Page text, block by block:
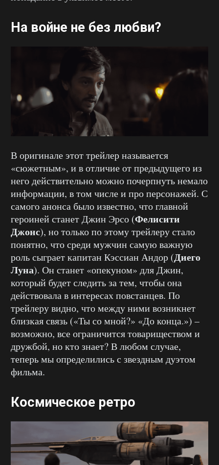
На войне не без любви?
В оригинале этот трейлер называется
«сюжетным», и в отличие от предыдущего из
него действительно можно почерпнуть немало
информации, в том числе и про персонажей. С
самого анонса было известно, что главной
героиней станет Джин Эрсо (Фелисити
Джонс), но только по этому трейлеру стало
понятно, что среди мужчин самую важную
роль сыграет капитан Кэссиан Андор (Диего
Луна). Он станет «опекуном» для Джин,
который будет следить за тем, чтобы она
действовала в интересах повстанцев. По
трейлеру видно, что между ними возникнет
близкая связь («Ты со мной?» «До конца.») –
возможно, все ограничится товариществом и
дружбой, но кто знает? В любом случае,
теперь мы определились с звездным дуэтом
фильма.
Космическое ретро